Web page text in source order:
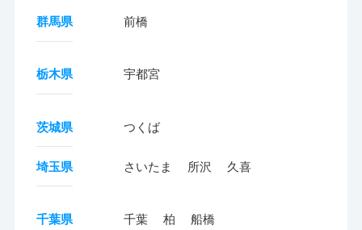
群馬県 前橋
栃木県 宇都宮
茨城県 つくば
埼玉県 さいたま 所沢 久喜
千葉県 千葉 柏 船橋